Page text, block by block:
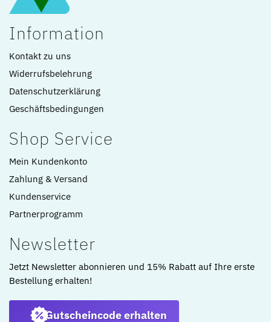
Information
Kontakt zu uns
Widerrufsbelehrung
Datenschutzerklärung
Geschäftsbedingungen
Shop Service
Mein Kundenkonto
Zahlung & Versand
Kundenservice
Partnerprogramm
Newsletter
Jetzt Newsletter abonnieren und 15% Rabatt auf Ihre erste
Bestellung erhalten!
Gutscheincode erhalten